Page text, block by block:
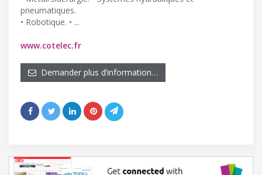
pneumatiques.
• Robotique. • ...
www.cotelec.fr
Demander plus d’information…